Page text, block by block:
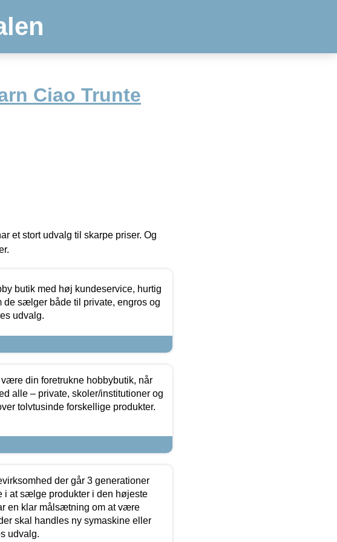
Ciao Trunte
et stort udvalg til skarpe priser. Og
butik med høj kundeservice, hurtig
de sælger både til private, engros og
udvalg.
din foretrukne hobbybutik, når
alle – private, skoler/institutioner og
tolvtusinde forskellige produkter.
der går 3 generationer
at sælge produkter i den højeste
en klar målsætning om at være
skal handles ny symaskine eller
udvalg.